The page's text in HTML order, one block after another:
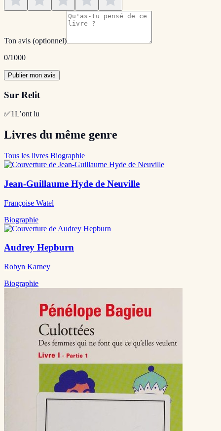
Ton avis (optionnel)
0/1000
Publier mon avis
Sur Relit
✅1L’ont lu
Livres du même genre
Tous les livres Biographie
Jean-Guillaume Hyde de Neuville
Françoise Watel
Biographie
Audrey Hepburn
Robyn Karney
Biographie